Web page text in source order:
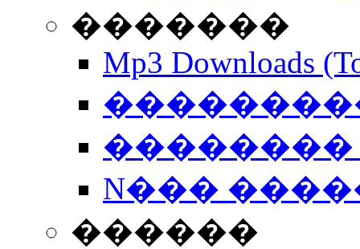
�������
Mp3 Downloads
��������
N���
������